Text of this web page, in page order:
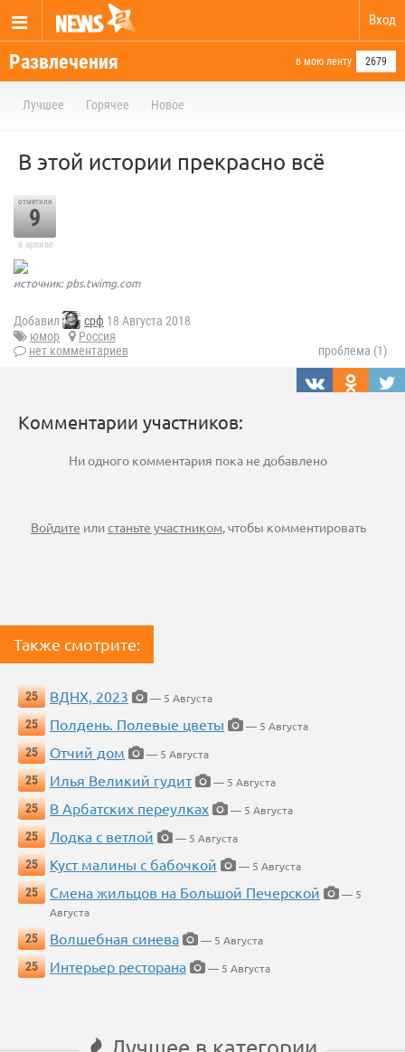
Вход
Развлечения в мою ленту 2679
Лучшее Горячее Новое
В этой истории прекрасно всё
отметили
9
в архиве
источник: pbs.twimg.com
Добавил срф 18 Августа 2018
юмор
Россия
нет комментариев
проблема (1)
Комментарии участников:
Ни одного комментария пока не добавлено
Войдите илистаньте участником, чтобы комментировать
Также смотрите:
25 ВДНХ, 2023
— 5 Августа
25
Полдень. Полевые цветы
— 5 Августа
25
Отчий дом
— 5 Августа
25
Илья Великий гудит
— 5 Августа
25
В Арбатских переулках
— 5 Августа
25
Лодка с ветлой
— 5 Августа
25
Куст малины с бабочкой
— 5 Августа
25
Смена жильцов на Большой Печерской
— 5
Августа
25
Волшебная синева
— 5 Августа
25
Интерьер ресторана — 5 Августа